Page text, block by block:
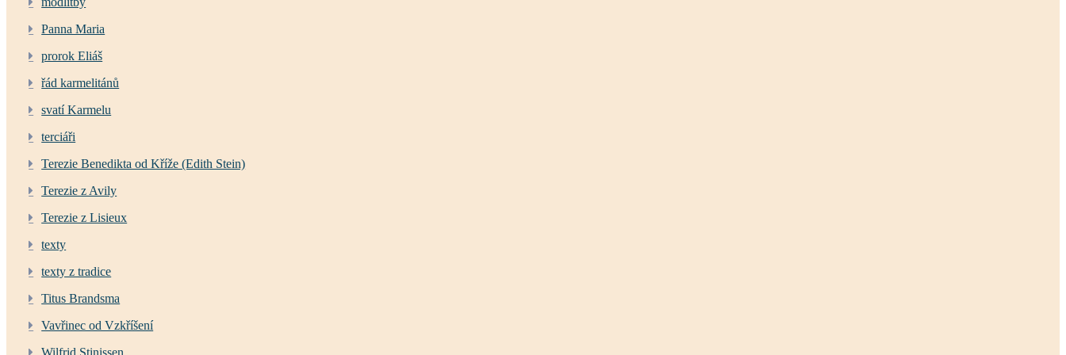
Panna Maria
prorok Eliáš
řád karmelitánů
svatí Karmelu
terciáři
Terezie Benedikta od Kříže (Edith Stein)
Terezie z Avily
Terezie z Lisieux
texty
texty z tradice
Titus Brandsma
Vavřinec od Vzkříšení
Wilfrid Stinissen